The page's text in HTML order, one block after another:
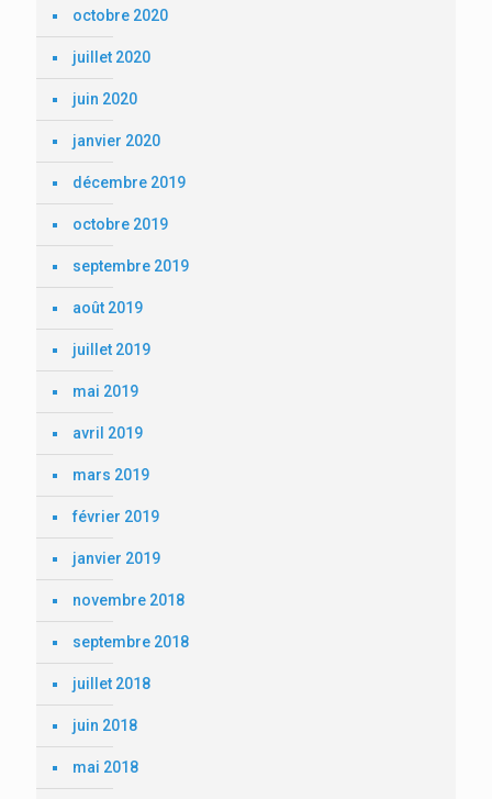
octobre 2020
juillet 2020
juin 2020
janvier 2020
décembre 2019
octobre 2019
septembre 2019
août 2019
juillet 2019
mai 2019
avril 2019
mars 2019
février 2019
janvier 2019
novembre 2018
septembre 2018
juillet 2018
juin 2018
mai 2018